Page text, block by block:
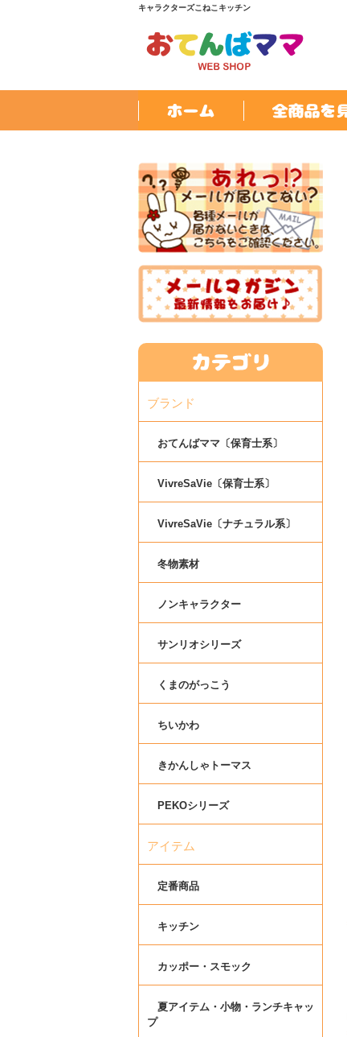
キャラクターズこねこキッチン
ブランド
おてんばママ〔保育士系〕
VivreSaVie〔保育士系〕
VivreSaVie〔ナチュラル系〕
冬物素材
ノンキャラクター
サンリオシリーズ
くまのがっこう
ちいかわ
きかんしゃトーマス
PEKOシリーズ
アイテム
定番商品
キッチン
カッポー・スモック
夏アイテム・小物・ランチキャッ
プ